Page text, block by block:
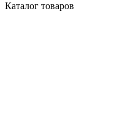
Каталог товаров